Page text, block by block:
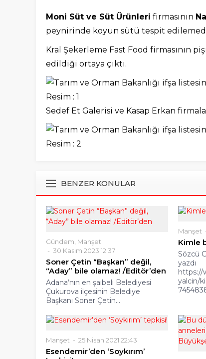
Moni Süt ve Süt Ürünleri firmasının
peynirinde koyun sütü tespit
Kral Şekerleme Fast Food firmasının
edildiği ortaya çıktı.
Sedef Et Galerisi ve Kasap Erkan
BENZER KONULAR
Gündem Manşet
30 Kasım 2023 12:37
Soner Çetin “Başkan” değil,
“Aday” bile olamaz! /Editör’den
Adana’nın en şaibeli Belediyesi
Çukurova ilçesinin Belediye
Başkanı Soner Çetin...
Manşet
Kimle
Sözcü
yazdı
https://
yalcin/
Manşet 25 Nisan 2021 22:43
Esendemir’den ‘Soykırım’